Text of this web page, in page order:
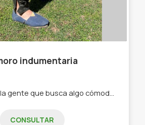
indumentaria
CONSULTAR